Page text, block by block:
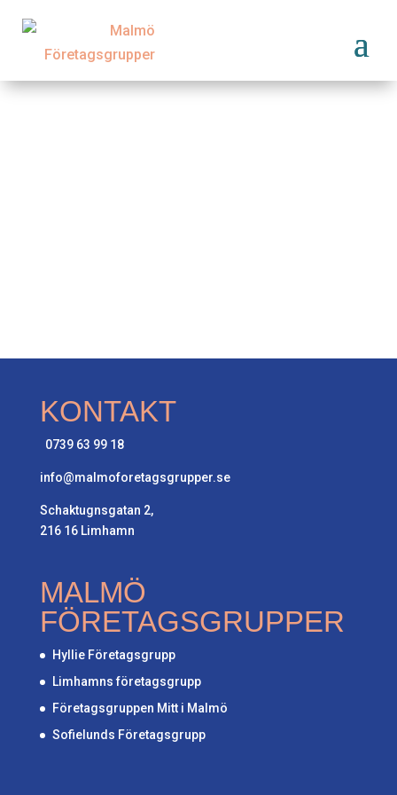
KONTAKT
0739 63 99 18
info@malmoforetagsgrupper.se
Schaktugnsgatan 2,
216 16 Limhamn
MALMÖ
FÖRETAGSGRUPPER
Hyllie Företagsgrupp
Limhamns företagsgrupp
Företagsgruppen Mitt i Malmö
Sofielunds Företagsgrupp